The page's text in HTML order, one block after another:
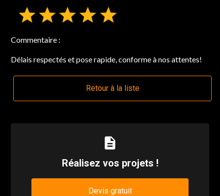
Commentaire :
Délais respectés et pose rapide, conforme à nos attentes!
Retour à la liste
description
Réalisez vos projets !
Devis gratuit